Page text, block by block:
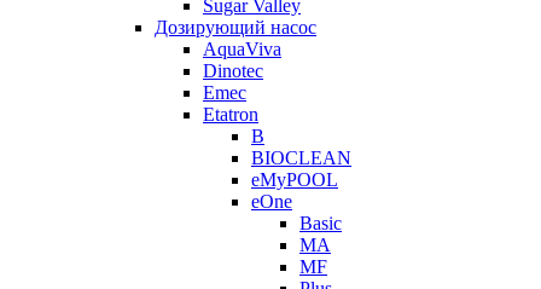
Sugar Valley
Дозирующий насос
AquaViva
Dinotec
Emec
Etatron
B
BIOCLEAN
eMyPOOL
eOne
Basic
MA
MF